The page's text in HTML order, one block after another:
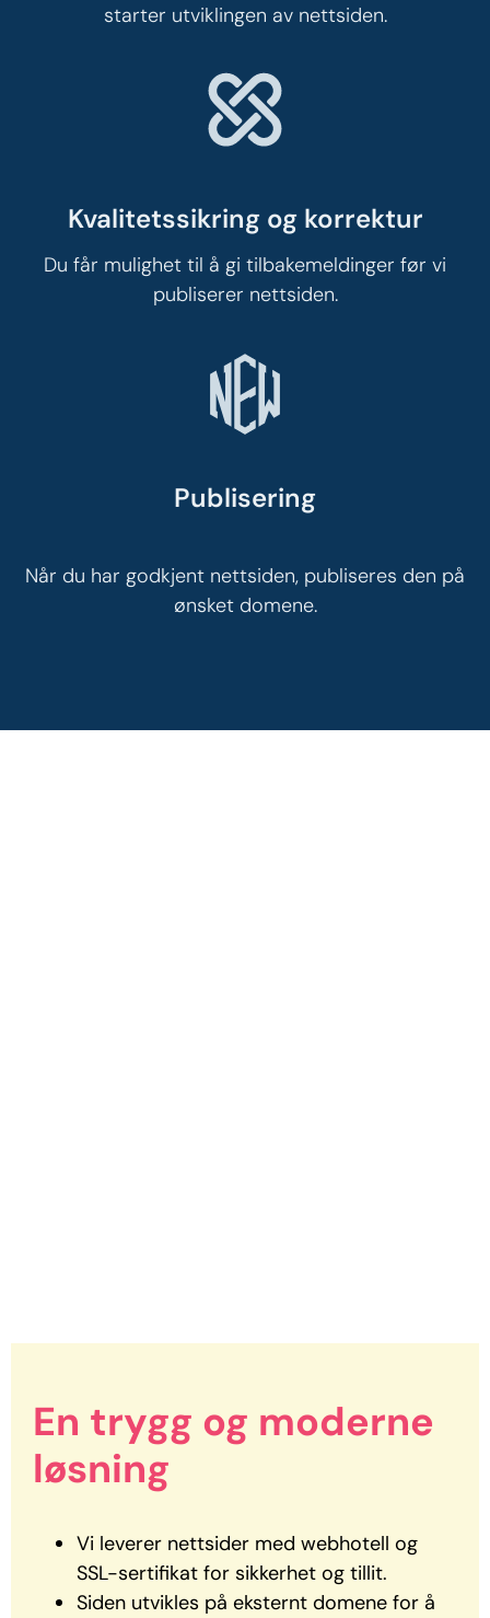
starter utviklingen av nettsiden.
Kvalitetssikring og korrektur​
Du får mulighet til å gi tilbakemeldinger før vi
publiserer nettsiden.
Publisering
Når du har godkjent nettsiden, publiseres den på
ønsket domene.
En trygg og moderne
løsning
Vi leverer nettsider med webhotell og
SSL-sertifikat for sikkerhet og tillit.
Siden utvikles på eksternt domene for å